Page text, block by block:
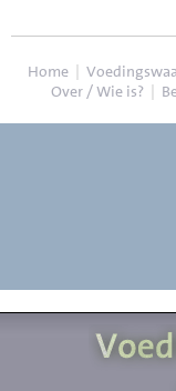
Home |
Over / Wie is? |